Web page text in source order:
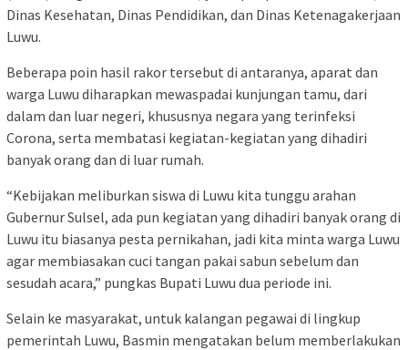
Dinas Kesehatan, Dinas Pendidikan, dan Dinas Ketenagakerjaan
Luwu.
Beberapa poin hasil rakor tersebut di antaranya, aparat dan
warga Luwu diharapkan mewaspadai kunjungan tamu, dari
dalam dan luar negeri, khususnya negara yang terinfeksi
Corona, serta membatasi kegiatan-kegiatan yang dihadiri
banyak orang dan di luar rumah.
“Kebijakan meliburkan siswa di Luwu kita tunggu arahan
Gubernur Sulsel, ada pun kegiatan yang dihadiri banyak orang di
Luwu itu biasanya pesta pernikahan, jadi kita minta warga Luwu
agar membiasakan cuci tangan pakai sabun sebelum dan
sesudah acara,” pungkas Bupati Luwu dua periode ini.
Selain ke masyarakat, untuk kalangan pegawai di lingkup
pemerintah Luwu, Basmin mengatakan belum memberlakukan